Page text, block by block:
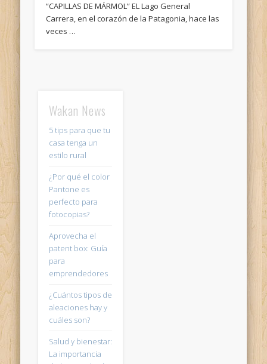
“CAPILLAS DE MÁRMOL” EL Lago General
Carrera, en el corazón de la Patagonia, hace las
veces …
Wakan News
5 tips para que tu
casa tenga un
estilo rural
¿Por qué el color
Pantone es
perfecto para
fotocopias?
Aprovecha el
patent box: Guía
para
emprendedores
¿Cuántos tipos de
aleaciones hay y
cuáles son?
Salud y bienestar:
La importancia